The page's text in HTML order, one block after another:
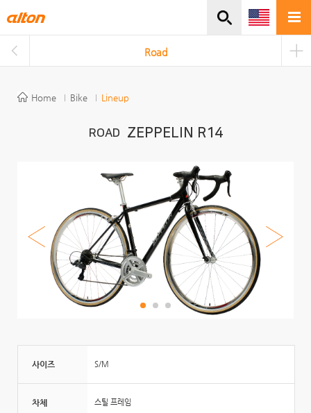
Road
Home Bike Lineup
ROAD ZEPPELIN R14
사이즈 S/M
차체 스틸 프레임